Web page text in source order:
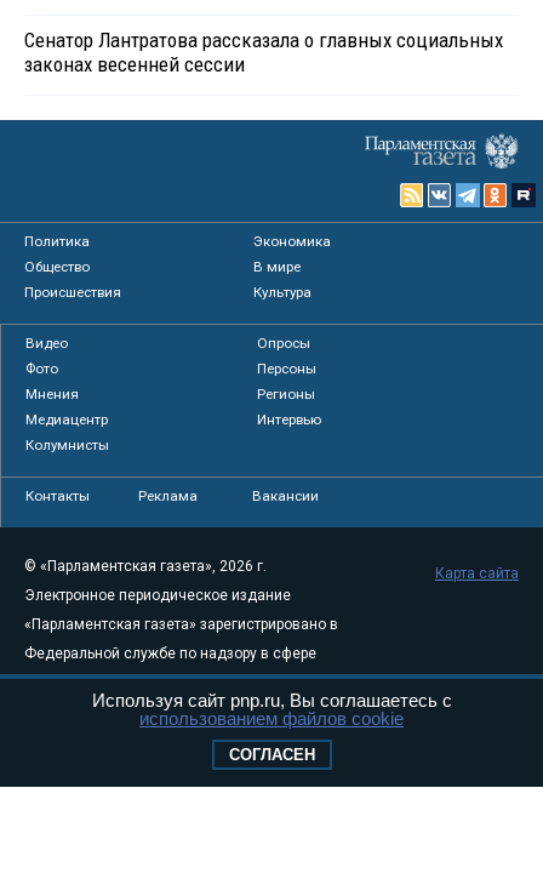
Сенатор Лантратова рассказала о главных социальных
законах весенней сессии
Политика
Экономика
Общество
В мире
Происшествия
Культура
Видео
Опросы
Фото
Персоны
Мнения
Регионы
Медиацентр
Интервью
Колумнисты
Контакты Реклама Вакансии
© «Парламентская газета», 2026 г.
Электронное периодическое издание
«Парламентская газета» зарегистрировано в
Федеральной службе по надзору в сфере
связи, информационных технологий и
массовых коммуникаций (Роскомнадзор) 05
Свидетельство о регистрации Эл № ФС77-
Карта сайта
Используя сайт pnp.ru, Вы соглашаетесь с
использованием файлов cookie
СОГЛАСЕН